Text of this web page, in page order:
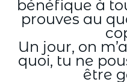
bénéfique à
prouves au
Un jour, on
quoi, tu ne
être